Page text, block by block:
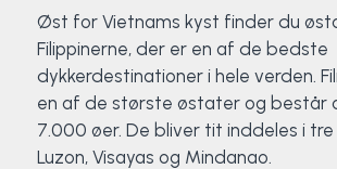
Øst for Vietnams kyst finder du
Filippinerne, der er en af de bedste
dykkerdestinationer i hele verden.
en af de største østater og består
7.000 øer. De bliver tit inddeles i tre
Luzon, Visayas og Mindanao.
Golf
Hiphop
HYROX
Ølbrygning
Træner- og lederakademi
Troels Rasmussen